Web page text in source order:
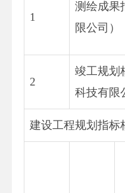
1
测绘成果
限公司）
2
竣工规划
科技有限
建设工程规划指标